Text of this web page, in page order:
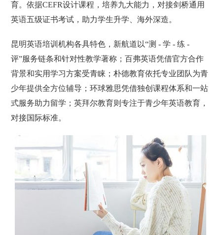
育。依据CEFR设计课程，培养九大能力，对接剑桥通用
英语五级证书考试，助力学生升学、海外深造。
昆明英语培训机构各具特色，新航道以“测 - 学 - 练 -
评”服务链条和针对性教学著称；百弗英语凭借官方合作
背景和实用学习方案受青睐；朴德教育依托专业团队为青
少年提供全方位辅导；环球雅思凭借独创课程体系和一站
式服务助力留学；英拜尔教育则专注于青少年英语教育，
对接国际标准。